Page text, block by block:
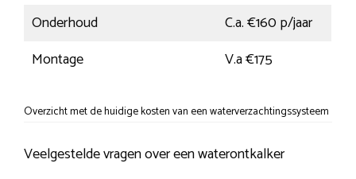
Onderhoud
C.a. €160 p/jaar
Montage
V.a €175
Overzicht met de huidige kosten van een waterverzachtingssysteem
Veelgestelde vragen over een waterontkalker